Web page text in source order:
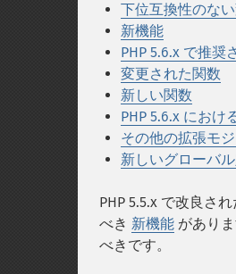
下位互換性のな
新機能
PHP 5.6.x で推奨
変更された関数
新しい関数
PHP 5.6.x におけ
その他の拡張モ
新しいグローバ
PHP 5.5.x で改良さ
べき 新機能 があり
べきです。